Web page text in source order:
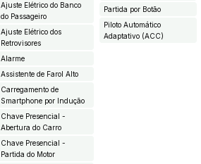
Ajuste Elétrico do Banco
do Passageiro
Ajuste Elétrico dos
Retrovisores
Alarme
Assistente de Farol Alto
Carregamento de
Smartphone por Indução
Chave Presencial -
Abertura do Carro
Chave Presencial -
Partida do Motor
Partida por Botão
Piloto Automático
Adaptativo (ACC)